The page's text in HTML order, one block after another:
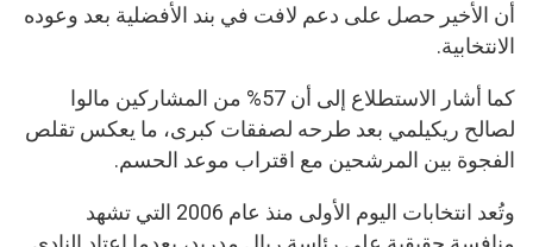
أن الأخير حصل على دعم لافت في بند الأفضلية بعد وعوده
الانتخابية.
كما أشار الاستطلاع إلى أن 57% من المشاركين مالوا
لصالح ريكيلمي بعد طرحه لصفقات كبرى، ما يعكس تقلص
الفجوة بين المرشحين مع اقتراب موعد الحسم.
وتُعد انتخابات اليوم الأولى منذ عام 2006 التي تشهد